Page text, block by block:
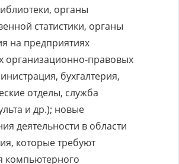
органы
статистики, органы
на предприятиях
организационно-правовых
бухгалтерия,
отделы, служба
и др.); новые
деятельности в области
которые требуют
компьютерного